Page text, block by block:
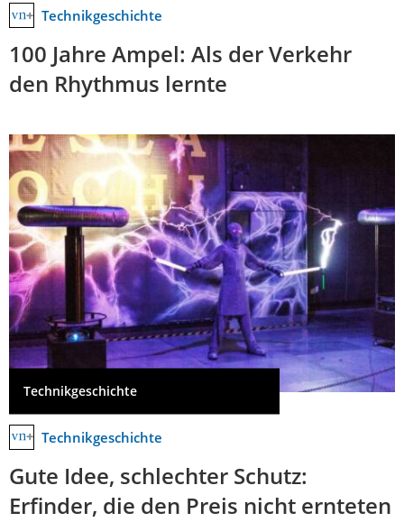
Technikgeschichte
100 Jahre Ampel: Als der Verkehr
den Rhythmus lernte
Technikgeschichte
Technikgeschichte
Gute Idee, schlechter Schutz:
Erfinder, die den Preis nicht ernteten